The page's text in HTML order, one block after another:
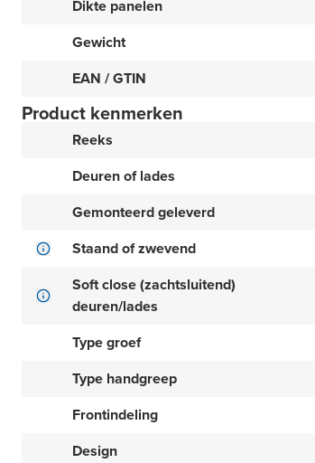
Dikte panelen
Gewicht
EAN / GTIN
Product kenmerken
Reeks
Deuren of lades
Gemonteerd geleverd
Staand of zwevend
Soft close (zachtsluitend)
deuren/lades
Type groef
Type handgreep
Frontindeling
Design